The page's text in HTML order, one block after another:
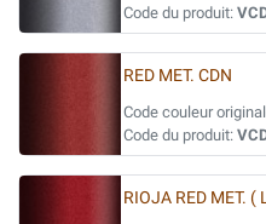
Code du produit:
RED MET. CDN
Code couleur
Code du produit:
RIOJA RED MET. (